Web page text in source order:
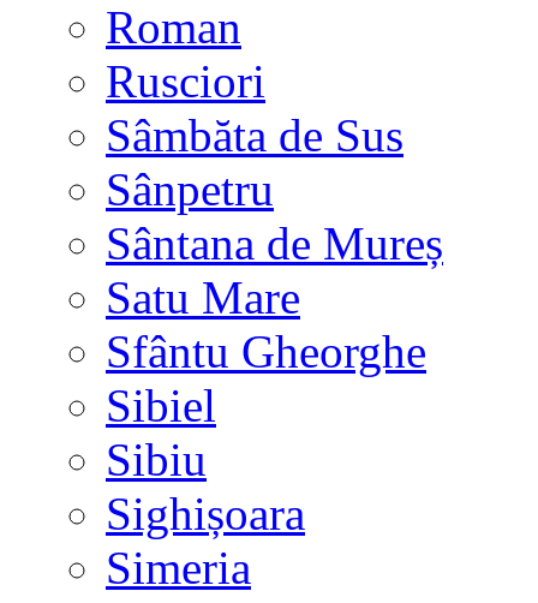
Roman
Rusciori
Sâmbăta de Sus
Sânpetru
Sântana de Mureș
Satu Mare
Sfântu Gheorghe
Sibiel
Sibiu
Sighișoara
Simeria